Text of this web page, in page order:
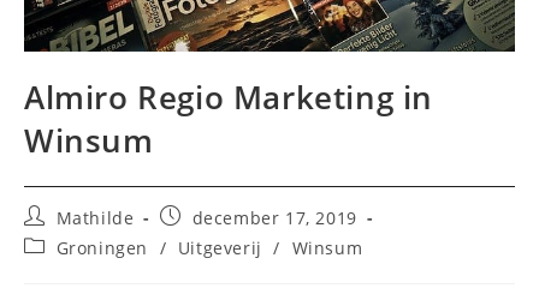
Almiro Regio Marketing in
Winsum
Bericht
auteur:
Mathilde
Bericht
gepubliceerd
op:
december 17, 2019
Berichtcategorie:
Groningen / Uitgeverij / Winsum